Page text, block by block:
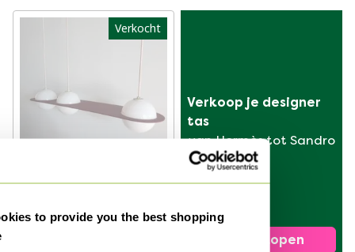
to provide you the best shopping
Verkocht
Lambert & Fils
Verkoop je designer
tas
van Hermès tot Sandro
Nu verkopen